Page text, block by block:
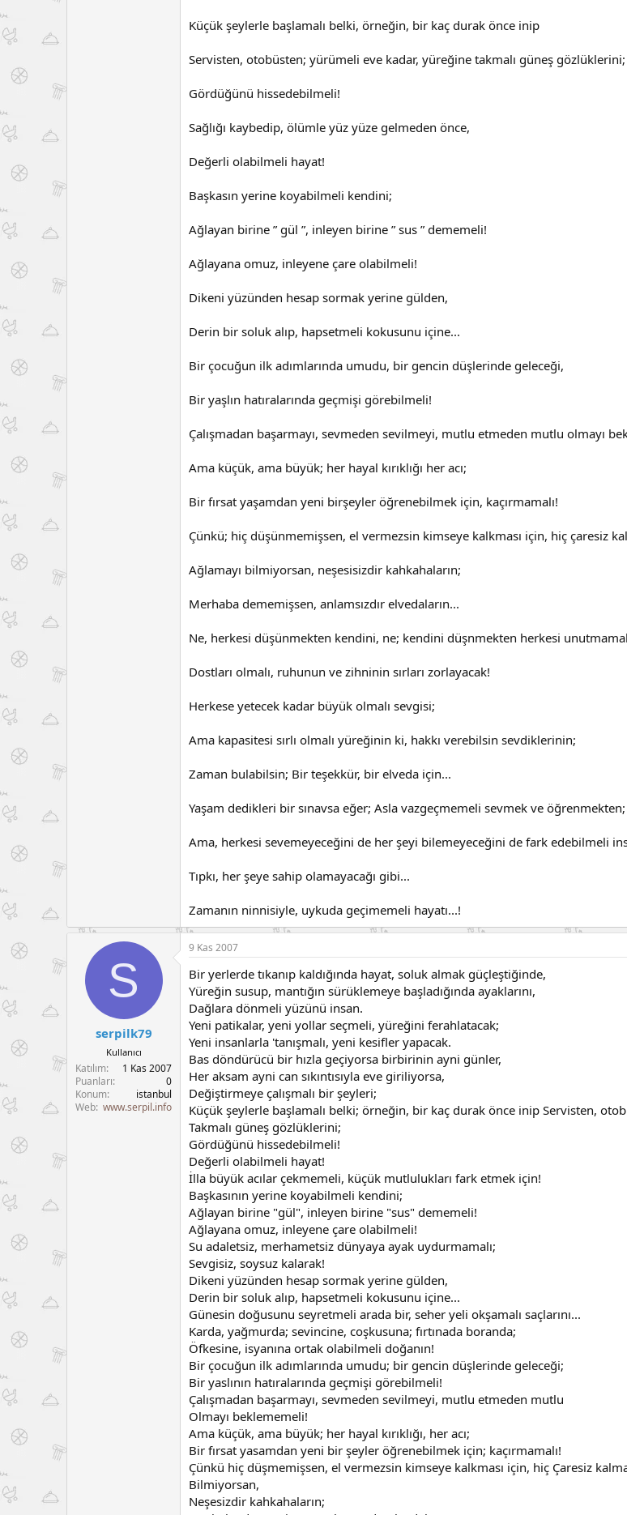
Küçük şeylerle başlamalı belki, örneğin, bir kaç durak önce inip
Servisten, otobüsten; yürümeli eve kadar, yüreğine takmalı güneş gözlüklerini;
Gördüğünü hissedebilmeli!
Sağlığı kaybedip, ölümle yüz yüze gelmeden önce,
Değerli olabilmeli hayat!
Başkasın yerine koyabilmeli kendini;
Ağlayan birine ” gül ”, inleyen birine ” sus ” dememeli!
Ağlayana omuz, inleyene çare olabilmeli!
Dikeni yüzünden hesap sormak yerine gülden,
Derin bir soluk alıp, hapsetmeli kokusunu içine...
Bir çocuğun ilk adımlarında umudu, bir gencin düşlerinde geleceği,
Bir yaşlın hatıralarında geçmişi görebilmeli!
Çalışmadan başarmayı, sevmeden sevilmeyi, mutlu etmeden mutlu olmayı
Ama küçük, ama büyük; her hayal kırıklığı her acı;
Bir fırsat yaşamdan yeni birşeyler öğrenebilmek için, kaçırmamalı!
Çünkü; hiç düşünmemişsen, el vermezsin kimseye kalkması için, hiç çaresiz
Ağlamayı bilmiyorsan, neşesisizdir kahkahaların;
Merhaba dememişsen, anlamsızdır elvedaların...
Ne, herkesi düşünmekten kendini, ne; kendini düşnmekten herkesi
Dostları olmalı, ruhunun ve zihninin sırları zorlayacak!
Herkese yetecek kadar büyük olmalı sevgisi;
Ama kapasitesi sırlı olmalı yüreğinin ki, hakkı verebilsin sevdiklerinin;
Zaman bulabilsin; Bir teşekkür, bir elveda için...
Yaşam dedikleri bir sınavsa eğer; Asla vazgeçmemeli sevmek ve öğrenmekten;
Ama, herkesi sevemeyeceğini de her şeyi bilemeyeceğini de fark edebilmeli
Tıpkı, her şeye sahip olamayacağı gibi...
Zamanın ninnisiyle, uykuda geçimemeli hayatı...!
S
serpilk79
Kullanıcı
Katılım
1 Kas 2007
Puanları
0
Konum
istanbul
Web www.serpil.info
9 Kas 2007
Bir yerlerde tıkanıp kaldığında hayat, soluk almak güçleştiğinde,
Yüreğin susup, mantığın sürüklemeye başladığında ayaklarını,
Dağlara dönmeli yüzünü insan.
Yeni patikalar, yeni yollar seçmeli, yüreğini ferahlatacak;
Yeni insanlarla 'tanışmalı, yeni kesifler yapacak.
Bas döndürücü bir hızla geçiyorsa birbirinin ayni günler,
Her aksam ayni can sıkıntısıyla eve giriliyorsa,
Değiştirmeye çalışmalı bir şeyleri;
Küçük şeylerle başlamalı belki; örneğin, bir kaç durak önce inip Servisten,
Takmalı güneş gözlüklerini;
Gördüğünü hissedebilmeli!
Değerli olabilmeli hayat!
İlla büyük acılar çekmemeli, küçük mutlulukları fark etmek için!
Başkasının yerine koyabilmeli kendini;
Ağlayan birine "gül", inleyen birine "sus" dememeli!
Ağlayana omuz, inleyene çare olabilmeli!
Su adaletsiz, merhametsiz dünyaya ayak uydurmamalı;
Sevgisiz, soysuz kalarak!
Dikeni yüzünden hesap sormak yerine gülden,
Derin bir soluk alıp, hapsetmeli kokusunu içine...
Günesin doğusunu seyretmeli arada bir, seher yeli okşamalı saçlarını...
Karda, yağmurda; sevincine, coşkusuna; fırtınada boranda;
Öfkesine, isyanına ortak olabilmeli doğanın!
Bir çocuğun ilk adımlarında umudu; bir gencin düşlerinde geleceği;
Bir yaslının hatıralarında geçmişi görebilmeli!
Çalışmadan başarmayı, sevmeden sevilmeyi, mutlu etmeden mutlu
Olmayı beklememeli!
Ama küçük, ama büyük; her hayal kırıklığı, her acı;
Bir fırsat yasamdan yeni bir şeyler öğrenebilmek için; kaçırmamalı!
Çünkü hiç düşmemişsen, el vermezsin kimseye kalkması için, hiç Çaresiz
Bilmiyorsan,
Neşesizdir kahkahaların;